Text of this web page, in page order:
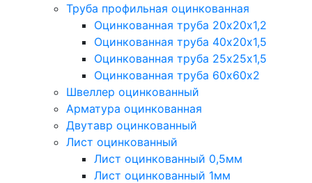
Труба профильная оцинкованная
Оцинкованная труба 20х20х1,2
Оцинкованная труба 40х20х1,5
Оцинкованная труба 25х25х1,5
Оцинкованная труба 60х60х2
Швеллер оцинкованный
Арматура оцинкованная
Двутавр оцинкованный
Лист оцинкованный
Лист оцинкованный 0,5мм
Лист оцинкованный 1мм